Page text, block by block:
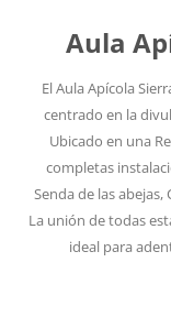
Aula
El Aula Apícola
centrado en la
Ubicado en una
completas
Senda de las
La unión de todas
ideal para